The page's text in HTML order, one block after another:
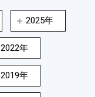
2025年
2022年
2019年